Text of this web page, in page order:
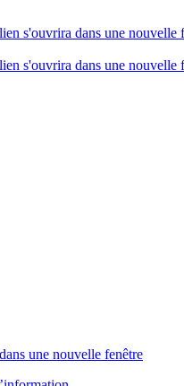
s'ouvrira dans une nouvelle
s'ouvrira dans une nouvelle
une nouvelle fenêtre